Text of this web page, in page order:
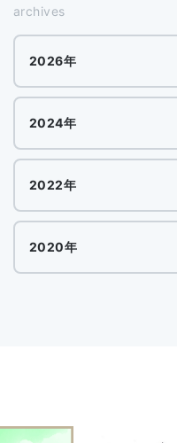
archives
2026年
2024年
2022年
2020年